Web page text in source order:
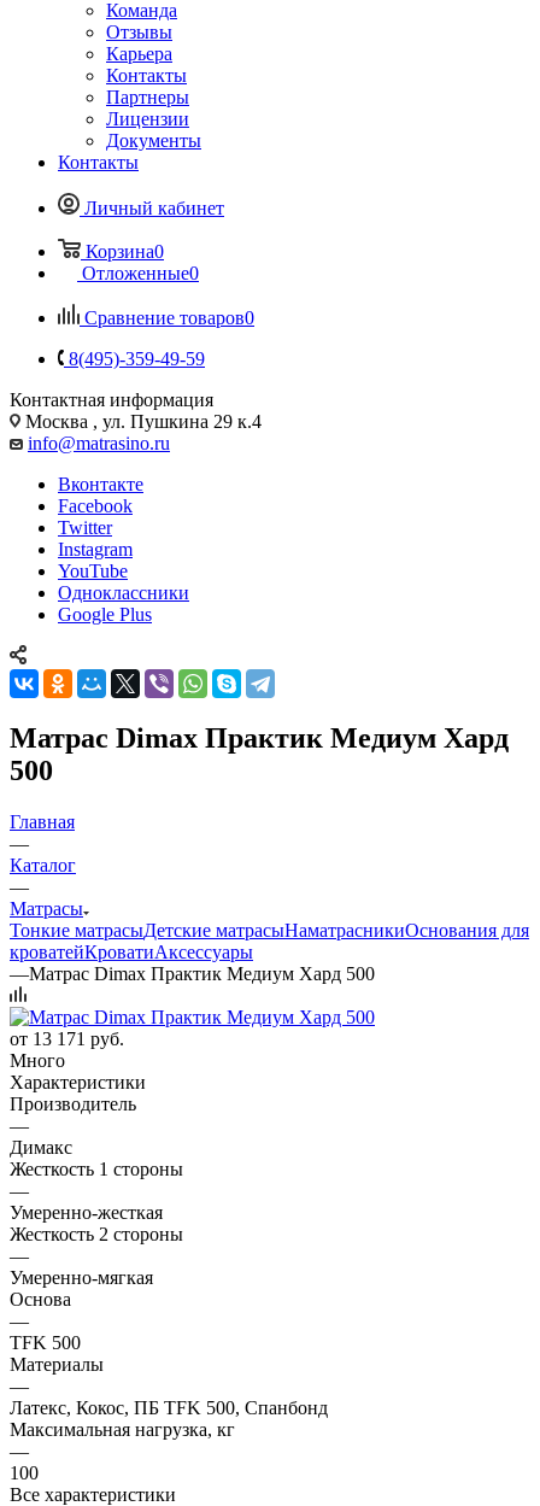
Команда
Отзывы
Карьера
Контакты
Партнеры
Лицензии
Документы
Контакты
Личный кабинет
Корзина0
Отложенные0
Сравнение товаров0
8(495)-359-49-59
Контактная информация
Москва , ул. Пушкина 29 к.4
info@matrasino.ru
Вконтакте
Facebook
Twitter
Instagram
YouTube
Одноклассники
Google Plus
Матрас Dimax Практик Медиум Хард
500
Главная
—
Каталог
—
Матрасы
Тонкие матрасыДетские матрасыНаматрасникиОснования для
кроватейКроватиАксессуары
—Матрас Dimax Практик Медиум Хард 500
от 13 171 руб.
Много
Характеристики
Производитель
—
Димакс
Жесткость 1 стороны
—
Умеренно-жесткая
Жесткость 2 стороны
—
Умеренно-мягкая
Основа
—
TFK 500
Материалы
—
Латекс, Кокос, ПБ TFK 500, Спанбонд
Максимальная нагрузка, кг
—
100
Все характеристики